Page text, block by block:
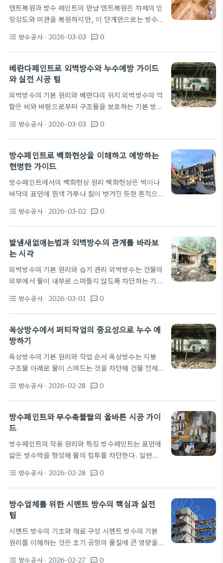
덴트복원과 방수 페인트의 만남 덴트복원은 차체의 인
장강도와 미관을 복원하지만, 이 단계만으로는 방수
열이나 미세한 움푹 들어간 부분은 수분이 스며들기
쉬워 차체 내부의 부식 위험을 키운다. 따라서 덴트복
원 이후에는 방수 페인트의 적절한 도포가 필수적이
며, 표면 준비가 그 다음 단계의 성공 여부를 결정한
우레탄 상도 중 하나를 조합하는 방식으로, 차체의 움
직임과 온도 변화에도 견고하게 작용한다. 먼저 손상
부위를 면밀히 점검하고, 덴트의 깊이와 변형 방향을
format_list_bulleted 방수공사 · 2026-03-03 textsms 0
베란다페인트로 외벽방수와 누수예방 가이드
와 실전 시공 팁
외벽방수의 기본 원리와 베란다의 위치 외벽방수의 역
할은 비와 바람으로부터 구조물을 보호하는 기본 방패
스며들기 쉬워 방수층의 품질이 전체 수명을 좌우한
다. 표면의 상태가 양호하더라도 균열이나 탈락이 있
으면 물은 틈새로 침투한다는 사실을 기억해야 한다.
따라서 시작은 표면 상태 진단에서부터이며 필요 시
온 변화에 따라 팽창과 수축을 반복한다. 이 과정에서
미세 균열이 생기고 모래나 페인트가 벗겨지는 현상이
나타난다. 이러한 손상은 방수층의 접합부나 모서리
format_list_bulleted 방수공사 · 2026-03-03 textsms 0
방수페인트로 백화현상을 이해하고 예방하는
현명한 가이드
방수페인트에서의 백화현상 원리 백화현상은 벽이나
바닥의 표면에 흰색 가루나 칠이 벗겨진 듯한 흔적으
상을 통해 표면으로 이동하면서 남겨지는 것이다. 방
수페인트를 적용한 표면에서도 모세관 작용과 수분의
순환이 잘 조절되지 않으면 백화현상이 생길 수 있다.
결국 이 현상은 방수의 효과를 저하시키는 것처럼 보
현상은 물리적으로는 염류의 결정이 표면에서 형성되
면서 생기는 현상이다. 화학적으로는 시료와 벽면 사
이의 미세균열 또는 다공성 구조를 통해 물이 스며들
format_list_bulleted 방수공사 · 2026-03-02 textsms 0
발냄새없애는법과 외벽방수의 관계를 바라보
는 시각
외벽방수의 기본 원리와 습기 관리 외벽방수는 건물의
외부에서 물이 내부로 스며들지 않도록 차단하는 기본
주변의 틈새를 통해 빗물이 들어오는 경로를 차단하
고, 배수로와 흄스트랜치 등으로 빗물 흐름을 제어합
니다. 또한 방수막과 마감재의 접합부를 견고하게 고
정해 물방울이 스며들지 않는 구조를 만들고, 환기와
다. 습기가 쌓이면 벽체 내부에서 곰팡이가 번식하기
쉬워져 냄새와 손상 가능성이 커지므로 주기적인 점검
이 필요합니다. 외벽방수와 습기 관리의 연결 고리는
format_list_bulleted 방수공사 · 2026-03-01 textsms 0
옥상방수에서 퍼티작업의 중요성으로 누수 예
방하기
옥상방수의 기본 원리와 작업 순서 옥상방수는 지붕
구조물 아래로 물이 스며드는 것을 차단해 건물 전체
이 균일하게 형성되면 누수 가능성이 크게 줄어든다.
퍼티작업은 작은 균열과 이음부를 메워 방수층이 단단
히 접착되도록 하는 중요한 역할을 한다. 초동 보완 없
이 시작하면 자재의 수명도 짧아진다. 시공 현장은 먼
시작한다. 물기가 남아 있으면 퍼티의 접착력과 건조
가 떨어지므로 반드시 건조한 상태에서 작업한다. 기
초면이 거칠다거나 균열이 깊으면 보강재나 프라이머
format_list_bulleted 방수공사 · 2026-02-28 textsms 0
방수페인트와 무수축몰탈의 올바른 시공 가이
드
방수페인트의 작용 원리와 특징 방수페인트는 표면에
얇은 방수막을 형성해 물의 침투를 차단한다. 일반적
첨가제가 결합되어 내충격성과 내후성을 향상시킨다.
방수페인트의 성능은 표면의 건조 상태, 점착력, 그리
고 하부 구조의 열팽창과 수축에 따른 균열 관리 능력
에 좌우된다. 표면 준비가 잘못되면 작은 균열에서도
축 몰탈과의 호환성은 방수층의 성능에 직접적인 영향
을 준다. 바닥시공에서 균열 보수 후의 기초 바탕을 무
수축몰탈로 다져주면 모세관 현상으로 물이 스며드는
format_list_bulleted 방수공사 · 2026-02-28 textsms 0
방수업체를 위한 시멘트 방수의 핵심과 실전
팁
시멘트 방수의 기초와 재료 구성 시멘트 방수의 기본
원리를 이해하는 것은 초기 공정의 품질에 큰 영향을
format_list_bulleted 방수공사 · 2026-02-27 textsms 0